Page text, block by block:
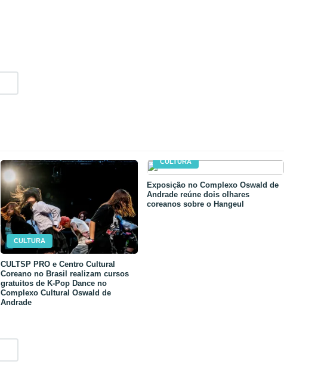
CULTURA
CULTSP PRO e Centro Cultural
Coreano no Brasil realizam cursos
gratuitos de K-Pop Dance no
Complexo Cultural Oswald de
Andrade
CULTURA
Exposição no Complexo Oswald de
Andrade reúne dois olhares
coreanos sobre o Hangeul